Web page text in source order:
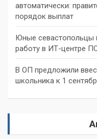
автоматически:
порядок выплат
Юные севастопольцы
работу в ИТ-центре
В ОП предложили
школьника к 1